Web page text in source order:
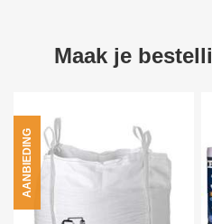
Maak je
AANBIEDING